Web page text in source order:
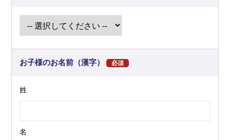
お子様のお名前（漢字） 必須
姓
名